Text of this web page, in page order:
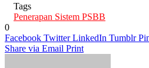
Tags
Penerapan Sistem PSBB
0
Facebook Twitter LinkedIn Tumblr
Share via Email Print